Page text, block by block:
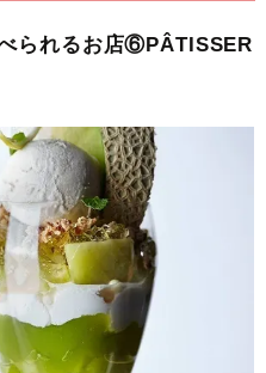
られるお店⑥PÂTISSER